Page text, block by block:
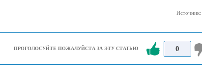
Источник:
ПРОГОЛОСУЙТЕ ПОЖАЛУЙСТА ЗА ЭТУ СТАТЬЮ 0